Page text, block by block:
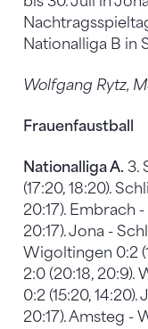
Nationalliga B in
Wolfgang Rytz,
Frauenfaustball
Nationalliga A. 3.
(17:20, 18:20).
20:17). Embrach
20:17). Jona -
Wigoltingen 0:2
2:0 (20:18, 20:9).
0:2 (15:20,
20:17). Amsteg -